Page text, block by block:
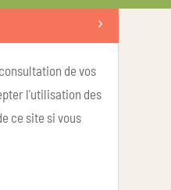
de vos
l'utilisation des
ce site si vous